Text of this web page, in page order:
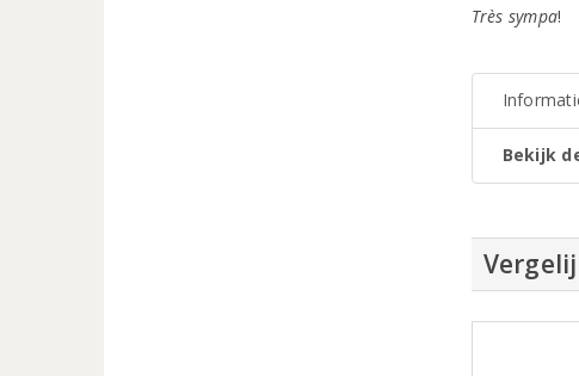
Très sympa!
Bekijk